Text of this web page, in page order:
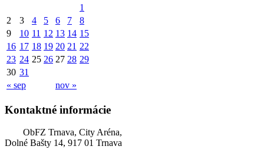
« sep nov »
1
2
3 4 5 6 7
8
9
10 11 12 13 14 15
16 17 18 19 20 21 22
23 24 25 26 27 28 29
30 31
Kontaktné informácie
ObFZ Trnava, City Aréna,
Dolné Bašty 14, 917 01 Trnava